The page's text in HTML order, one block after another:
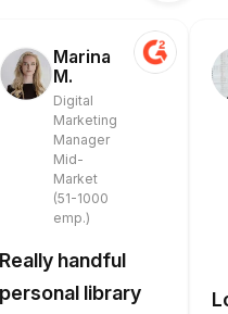
Marina
M.
Digital
Marketing
Manager
Mid-
Market
(51-1000
emp.)
Really handful
personal library